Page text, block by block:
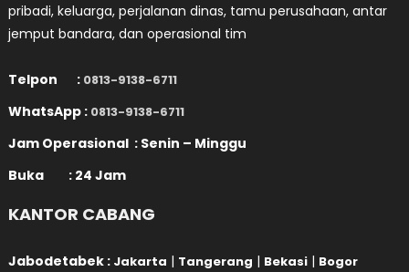
pribadi, keluarga, perjalanan dinas, tamu perusahaan, antar
jemput bandara, dan operasional tim
Telpon : 0813-9138-6711
WhatsApp : 0813-9138-6711
Jam Operasional : Senin – Minggu
Buka : 24 Jam
KANTOR CABANG
Jabodetabek : Jakarta | Tangerang | Bekasi | Bogor